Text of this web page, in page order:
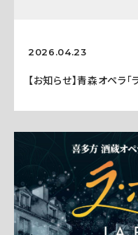
2026.04.23
【お知らせ】青森オペラ